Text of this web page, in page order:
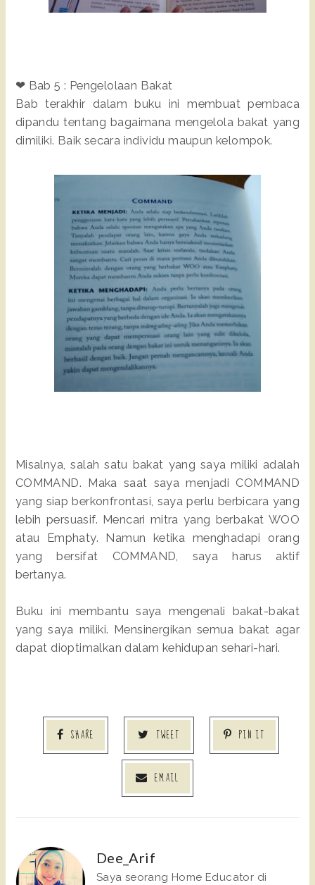
❤ Bab 5 : Pengelolaan Bakat
Bab terakhir dalam buku ini membuat pembaca
dipandu tentang bagaimana mengelola bakat yang
dimiliki. Baik secara individu maupun kelompok.
Misalnya, salah satu bakat yang saya miliki adalah
COMMAND. Maka saat saya menjadi COMMAND
yang siap berkonfrontasi, saya perlu berbicara yang
lebih persuasif. Mencari mitra yang berbakat WOO
atau Emphaty. Namun ketika menghadapi orang
yang bersifat COMMAND, saya harus aktif
bertanya.
Buku ini membantu saya mengenali bakat-bakat
yang saya miliki. Mensinergikan semua bakat agar
dapat dioptimalkan dalam kehidupan sehari-hari.
SHARE TWEET PIN IT
EMAIL
Dee_Arif
Saya seorang Home Educator di